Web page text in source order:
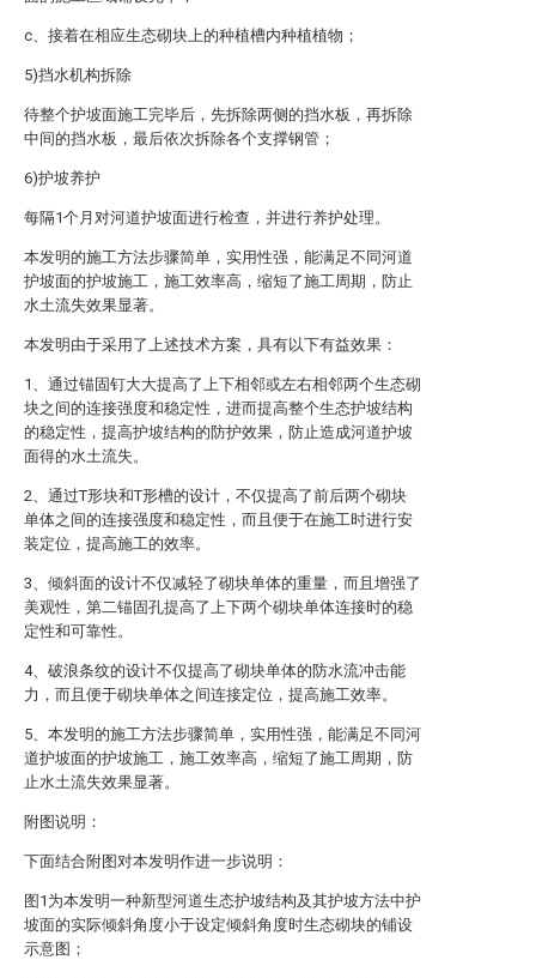
c、接着在相应生态砌块上的种植槽内种植植物；
5)挡水机构拆除
待整个护坡面施工完毕后，先拆除两侧的挡水板，再拆除
中间的挡水板，最后依次拆除各个支撑钢管；
6)护坡养护
每隔1个月对河道护坡面进行检查，并进行养护处理。
本发明的施工方法步骤简单，实用性强，能满足不同河道
护坡面的护坡施工，施工效率高，缩短了施工周期，防止
水土流失效果显著。
本发明由于采用了上述技术方案，具有以下有益效果：
1、通过锚固钉大大提高了上下相邻或左右相邻两个生态砌
块之间的连接强度和稳定性，进而提高整个生态护坡结构
的稳定性，提高护坡结构的防护效果，防止造成河道护坡
面得的水土流失。
2、通过T形块和T形槽的设计，不仅提高了前后两个砌块
单体之间的连接强度和稳定性，而且便于在施工时进行安
装定位，提高施工的效率。
3、倾斜面的设计不仅减轻了砌块单体的重量，而且增强了
美观性，第二锚固孔提高了上下两个砌块单体连接时的稳
定性和可靠性。
4、破浪条纹的设计不仅提高了砌块单体的防水流冲击能
力，而且便于砌块单体之间连接定位，提高施工效率。
5、本发明的施工方法步骤简单，实用性强，能满足不同河
道护坡面的护坡施工，施工效率高，缩短了施工周期，防
止水土流失效果显著。
附图说明：
下面结合附图对本发明作进一步说明：
图1为本发明一种新型河道生态护坡结构及其护坡方法中护
坡面的实际倾斜角度小于设定倾斜角度时生态砌块的铺设
示意图；